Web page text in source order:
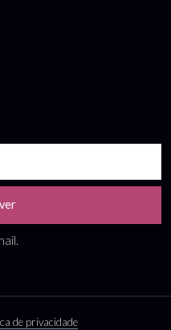
de privacidade